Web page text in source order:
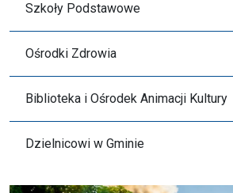
Szkoły Podstawowe
Ośrodki Zdrowia
Biblioteka i Ośrodek Animacji Kultury
Dzielnicowi w Gminie